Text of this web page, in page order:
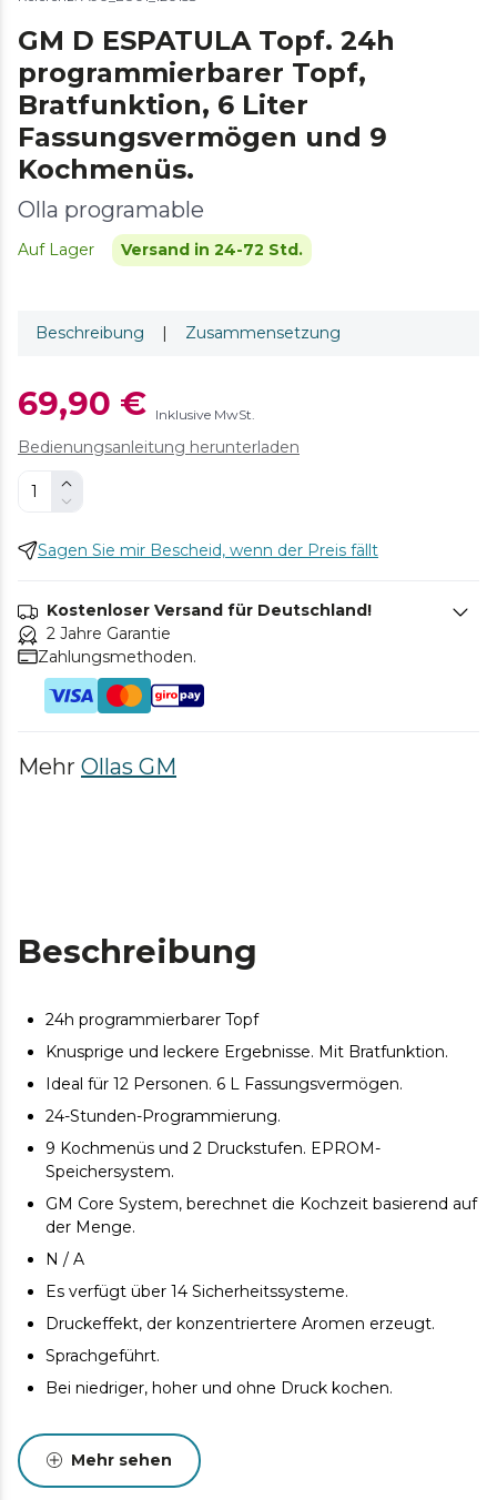
GM D ESPATULA Topf. 24h
programmierbarer Topf,
Bratfunktion, 6 Liter
Fassungsvermögen und 9
Kochmenüs.
Olla programable
Auf Lager Versand in 24-72 Std.
Beschreibung | Zusammensetzung
69,90 € Inklusive MwSt.
Bedienungsanleitung herunterladen
Sagen Sie mir Bescheid, wenn der Preis fällt
Kostenloser Versand für Deutschland!
2 Jahre Garantie
Zahlungsmethoden.
Mehr Ollas GM
Beschreibung
24h programmierbarer Topf
Knusprige und leckere Ergebnisse. Mit Bratfunktion.
Ideal für 12 Personen. 6 L Fassungsvermögen.
24-Stunden-Programmierung.
9 Kochmenüs und 2 Druckstufen. EPROM-
Speichersystem.
GM Core System, berechnet die Kochzeit basierend auf
der Menge.
N / A
Es verfügt über 14 Sicherheitssysteme.
Druckeffekt, der konzentriertere Aromen erzeugt.
Sprachgeführt.
Bei niedriger, hoher und ohne Druck kochen.
Mehr sehen